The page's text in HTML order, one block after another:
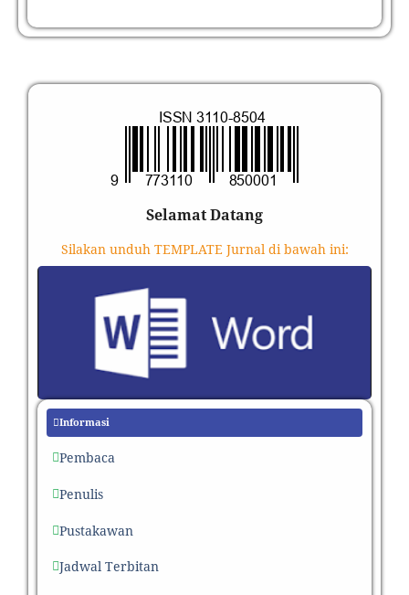
Selamat Datang
Silakan unduh TEMPLATE Jurnal di bawah ini:
Informasi
Pembaca
Penulis
Pustakawan
Jadwal Terbitan